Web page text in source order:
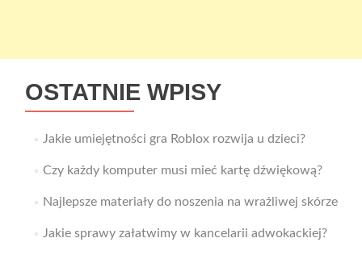
OSTATNIE WPISY
Jakie umiejętności gra Roblox rozwija u dzieci?
Czy każdy komputer musi mieć kartę dźwiękową?
Najlepsze materiały do noszenia na wrażliwej skórze
Jakie sprawy załatwimy w kancelarii adwokackiej?